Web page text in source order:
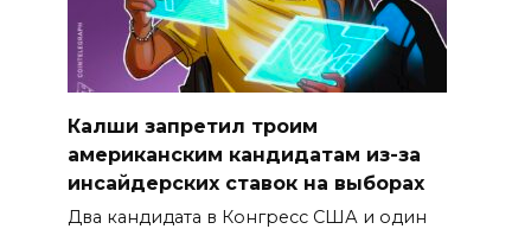
Калши запретил троим
американским кандидатам из-за
инсайдерских ставок на выборах
Два кандидата в Конгресс США и один